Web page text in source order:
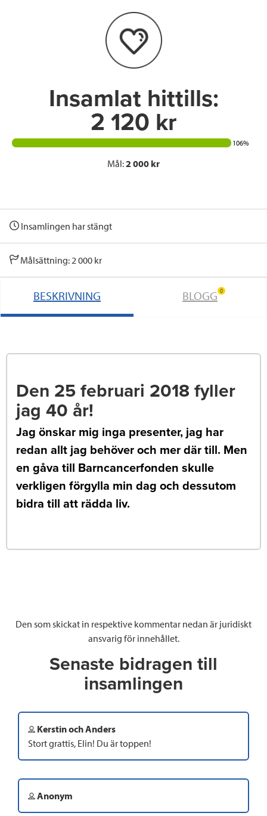
e
I
n
Insamlat hittills:
2 120 kr
106%
Mål:2 000 kr
Insamlingen har stängt
Målsättning: 2 000 kr
BESKRIVNING BLOGG 0
Den 25 februari 2018 fyller
jag 40 år!
Jag önskar mig inga presenter, jag har
redan allt jag behöver och mer där till. Men
en gåva till Barncancerfonden skulle
verkligen förgylla min dag och dessutom
bidra till att rädda liv.
Den som skickat in respektive kommentar nedan är juridiskt
ansvarig för innehållet.
Senaste bidragen till
insamlingen
Kerstin och Anders
Stort grattis, Elin! Du är toppen!
Anonym